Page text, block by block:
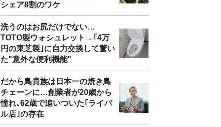
シェア8割のワケ
洗うのはお尻だけでない…
TOTO製ウォシュレット→｢4万
円の東芝製｣に自力交換して驚い
た"意外な便利機能"
だから鳥貴族は日本一の焼き鳥
チェーンに…創業者が20歳から
憧れ､62歳で追いついた｢ライバ
ル店｣の存在